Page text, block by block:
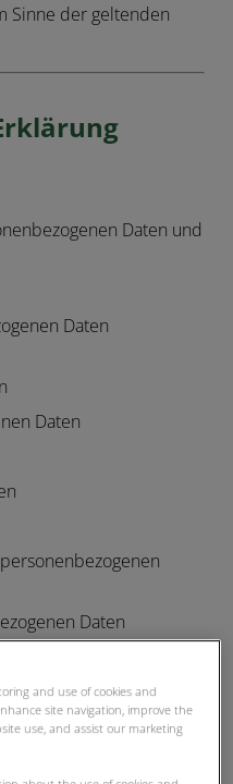
Sinne der geltenden
Daten und
Daten
Daten
Daten
and use of cookies and
site navigation, improve the
use, and assist our marketing